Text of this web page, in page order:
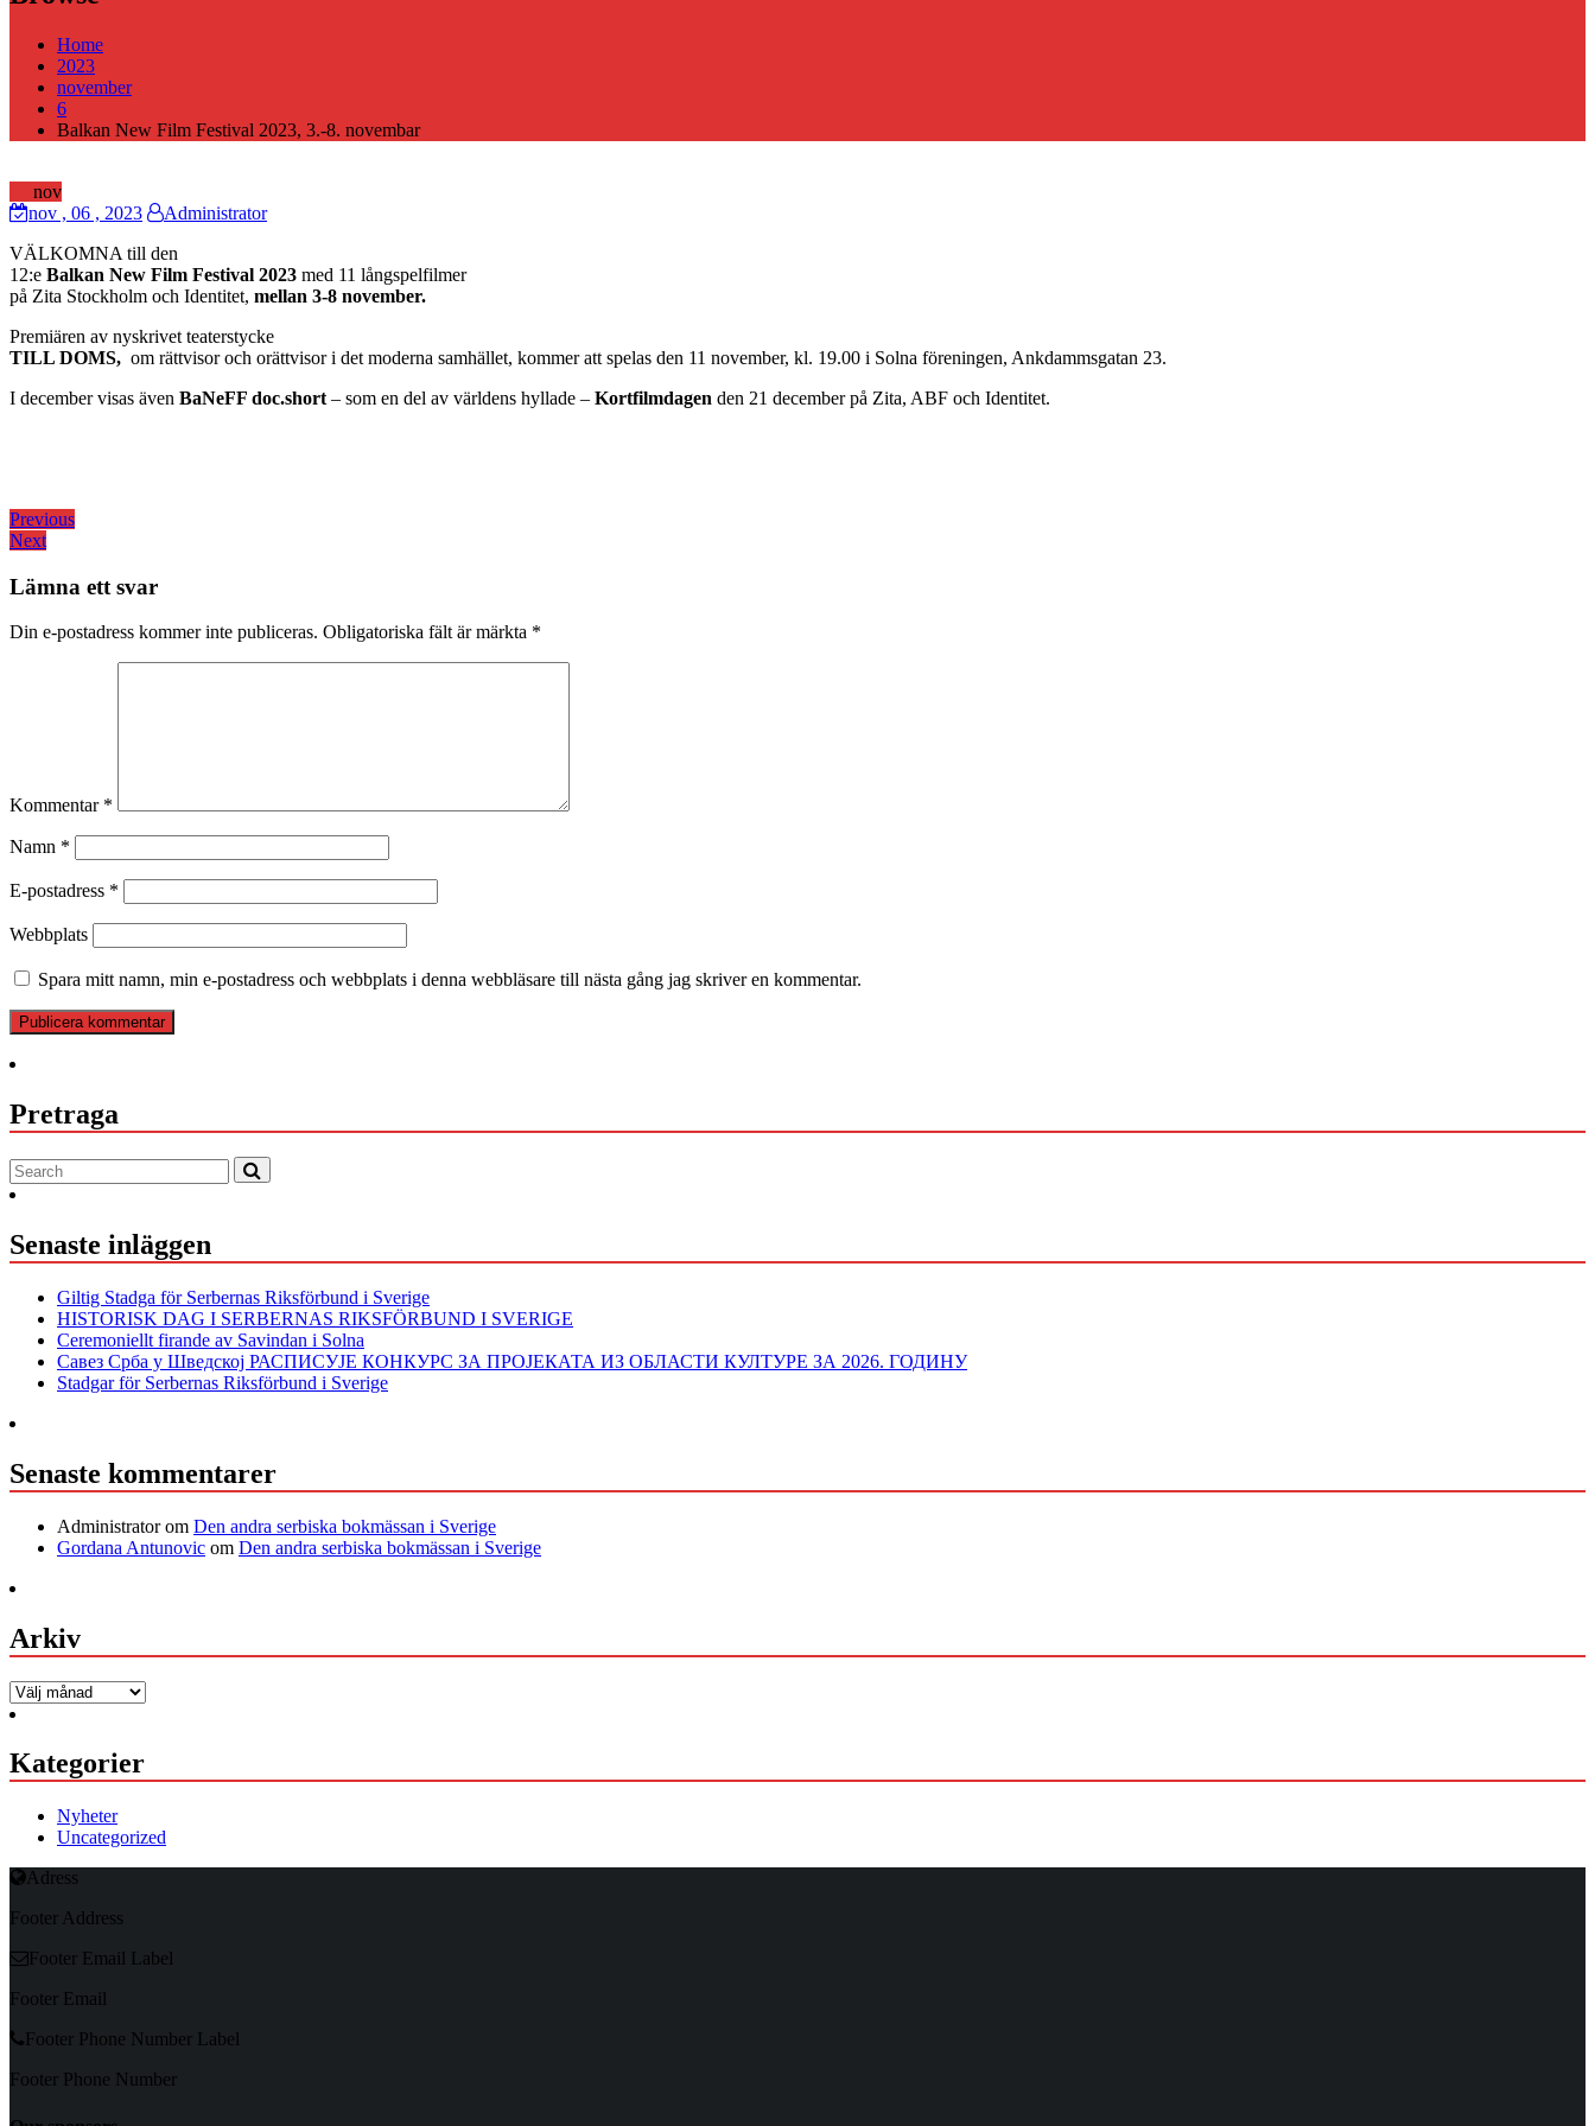
Home
2023
november
6
Balkan New Film Festival 2023, 3.-8. novembar
nov
nov , 06 , 2023
Administrator
VÄLKOMNA till den
12:e Balkan New Film Festival 2023 med 11 långspelfilmer
på Zita Stockholm och Identitet, mellan 3-8 november.
Premiären av nyskrivet teaterstycke
TILL DOMS, om rättvisor och orättvisor i det moderna samhället, kommer att spelas den 11 november, kl. 19.00 i Solna föreningen, Ankdammsgatan 23.
I december visas även BaNeFF doc.short – som en del av världens hyllade – Kortfilmdagen den 21 december på Zita, ABF och Identitet.
Inläggsnavigering
PreviousPrevious
NextNext
Lämna ett svar
Din e-postadress kommer inte publiceras. Obligatoriska fält är märkta *
Kommentar *
Namn *
E-postadress *
Webbplats
Spara mitt namn, min e-postadress och webbplats i denna webbläsare till nästa gång jag skriver en kommentar.
Pretraga
Senaste inläggen
Giltig Stadga för Serbernas Riksförbund i Sverige
HISTORISK DAG I SERBERNAS RIKSFÖRBUND I SVERIGE
Ceremoniellt firande av Savindan i Solna
Савез Срба у Шведској РАСПИСУЈЕ КОНКУРС ЗА ПРОЈЕКАТА ИЗ ОБЛАСТИ КУЛТУРЕ ЗА 2026. ГОДИНУ
Stadgar för Serbernas Riksförbund i Sverige
Senaste kommentarer
Administratorom Den andra serbiska bokmässan i Sverige
Gordana Antunovic om Den andra serbiska bokmässan i Sverige
Arkiv
Arkiv
Kategorier
Nyheter
Uncategorized
Adress
Footer Address
Footer Email Label
Footer Email
Footer Phone Number Label
Footer Phone Number